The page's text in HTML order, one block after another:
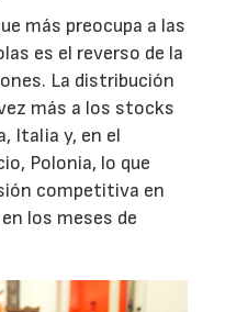
más preocupa a las
es el reverso de la
La distribución
más a los stocks
Italia y, en el
Polonia, lo que
competitiva en
los meses de